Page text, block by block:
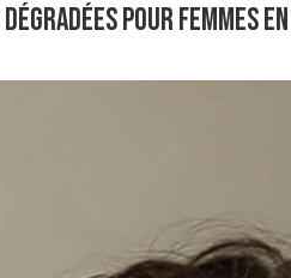
pour femmes